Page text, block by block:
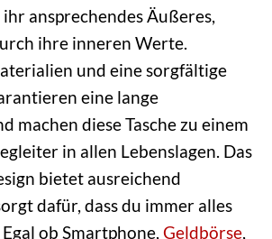
ansprechendes Äußeres,
ihre inneren Werte.
und eine sorgfältige
eine lange
machen diese Tasche zu einem
in allen Lebenslagen. Das
bietet ausreichend
dafür, dass du immer alles
ob Smartphone, Geldbörse,